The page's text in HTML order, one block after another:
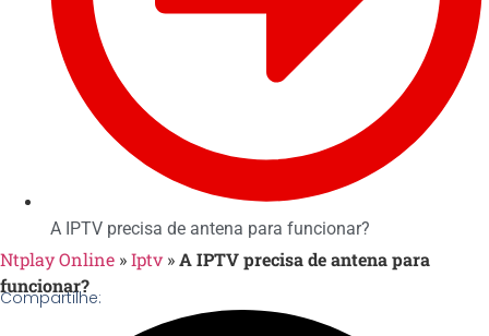
A IPTV precisa de antena para funcionar?
Ntplay Online »Iptv »A IPTV precisa de antena para
funcionar?
Compartilhe: